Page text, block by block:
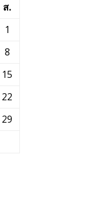
ส.
1
8
15
22
29